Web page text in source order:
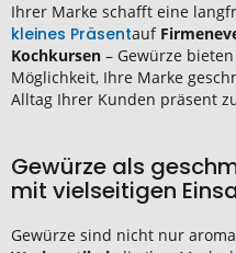
Ihrer Marke schafft eine
kleines Präsentauf
Kochkursen – Gewürze
Möglichkeit, Ihre Marke
Alltag Ihrer Kunden präsent
Gewürze als
mit vielseitigen
Gewürze sind nicht nur